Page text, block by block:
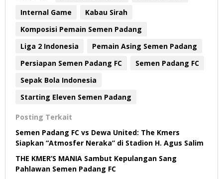
Internal Game
Kabau Sirah
Komposisi Pemain Semen Padang
Liga 2 Indonesia
Pemain Asing Semen Padang
Persiapan Semen Padang FC
Semen Padang FC
Sepak Bola Indonesia
Starting Eleven Semen Padang
Posting Terkait
Semen Padang FC vs Dewa United: The Kmers
Siapkan “Atmosfer Neraka” di Stadion H. Agus Salim
THE KMER’S MANIA Sambut Kepulangan Sang
Pahlawan Semen Padang FC